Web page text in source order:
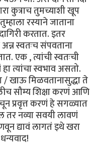
कुत्राच तुमच्याशी खूप
रस्याने जाताना
करतात. इतर
अन्न स्वतःच संपवताना
एक , त्यांची स्वतःची
त्यांचा स्वभाव असतो.
खाऊ मिळवतानासुद्धा ते
सौम्य शिक्षा करणं आणि
प्रवृत्त करणं हे सगळ्यात
नव्या सवयी लावणं
द्यावं लागतं इथे खरा